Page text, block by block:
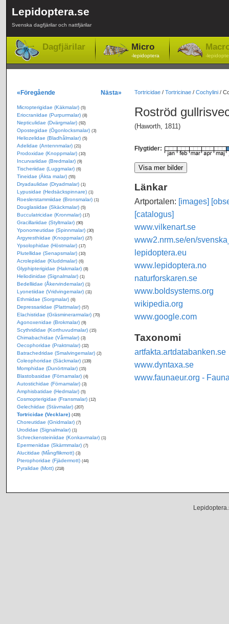
Lepidoptera.se
Svenska dagfjärilar och nattfjärilar
Dagfjärilar Micro
-lepidoptera -
Tortricidae/ Tortricinae/ Cochylini/
Roströd
(Haworth, 1811)
Flygtider:
Länkar
Artportalen: [images]
[catalogus]
www.vilkenart.se
www2.nrm.se/en/
lepidoptera.eu
www.lepidoptera.no
naturforskaren.se
www.boldsystems.org
wikipedia.org
www.google.com
Taxonomi
artfakta.artdatabanken.se
www.dyntaxa.se
www.faunaeur.org -
«Föregående Nästa»
Micropterigidae (Käkmalar) (5)
Eriocraniidae (Purpurmalar) (8)
Nepticulidae (Dvärgmalar) (92)
Opostegidae (Ögonlocksmalar) (3)
Heliozelidae (Bladhålmalar) (5)
Adelidae (Antennmalar) (21)
Prodoxidae (Knoppmalar) (10)
Incurvariidae (Bredmalar) (9)
Tischeriidae (Luggmalar) (6)
Tineidae (Äkta malar) (55)
Dryadaulidae (Dryadmalar) (1)
Lypusidae (Hedsäckspinnare) (1)
Roeslerstammiidae (Bronsmalar) (1)
Douglasiidae (Skäckmalar) (5)
Bucculatricidae (Kronmalar) (17)
Gracillariidae (Styltmalar) (90)
Yponomeutidae (Spinnmalar) (30)
Argyresthiidae (Knoppmalar) (27)
Ypsolophidae (Höstmalar) (17)
Plutellidae (Senapsmalar) (10)
Acrolepiidae (Kluddmalar) (6)
Glyphipterigidae (Hakmalar) (8)
Heliodinidae (Signalmalar) (1)
Bedelliidae (Åkervindemalar) (1)
Lyonetiidae (Vridvingemalar) (11)
Ethmiidae (Sorgmalar) (6)
Depressariidae (Plattmalar) (57)
Elachistidae (Gräsminerarmalar) (70)
Agonoxenidae (Brokmalar) (9)
Scythrididae (Korthuvudmalar) (15)
Chimabachidae (Vårmalar) (3)
Oecophoridae (Praktmalar) (32)
Batrachedridae (Smalvingemalar) (2)
Coleophoridae (Säckmalar) (139)
Momphidae (Dunörtmalar) (15)
Blastobasidae (Förnamalar) (4)
Autostichidae (Förnamalar) (3)
Amphisbatidae (Hedmalar) (5)
Cosmopterigidae (Fransmalar) (12)
Gelechiidae (Stävmalar) (207)
Tortricidae (Vecklare) (439)
Choreutidae (Gnidmalar) (7)
Urodidae (Signalmalar) (1)
Schreckensteiniidae (Konkavmalar) (1)
Epermeniidae (Skärmmalar) (7)
Alucitidae (Mångflikmott) (3)
Pterophoridae (Fjädermott) (44)
Pyralidae (Mott) (218)